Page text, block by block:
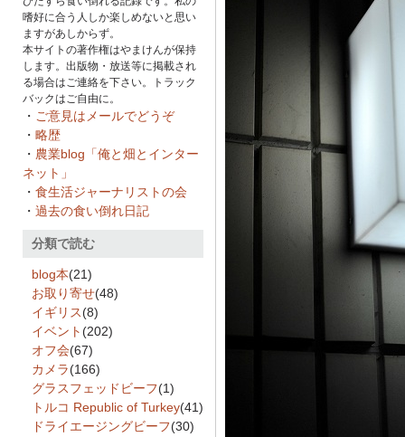
嗜好に合う人しか楽しめないと思い
ますがあしからず。
本サイトの著作権はやまけんが保持
します。出版物・放送等に掲載され
る場合はご連絡を下さい。トラック
バックはご自由に。
・ ご意見はメールでどうぞ
・ 略歴
・ 農業blog「俺と畑とインター
ネット」
・ 食生活ジャーナリストの会
・ 過去の食い倒れ日記
分類で読む
blog本(21)
お取り寄せ(48)
イギリス(8)
イベント (202)
オフ会(67)
カメラ(166)
グラスフェッドビーフ(1)
トルコ Republic of Turkey(41)
ドライエージングビーフ(30)